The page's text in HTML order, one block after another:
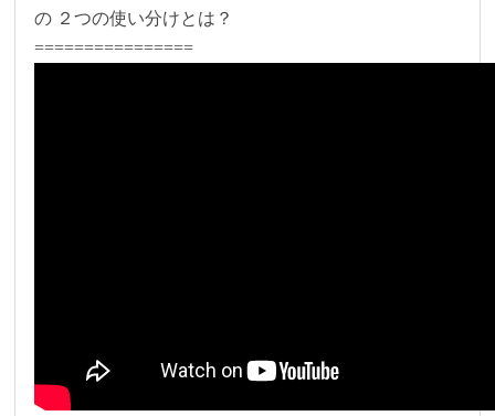
の ２つの使い分けとは？
================